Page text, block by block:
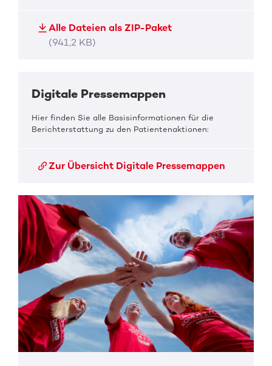
Alle Dateien als ZIP-Paket
(941,2 KB)
Digitale Pressemappen
Hier finden Sie alle Basisinformationen für die
Berichterstattung zu den Patientenaktionen:
Zur Übersicht Digitale Pressemappen